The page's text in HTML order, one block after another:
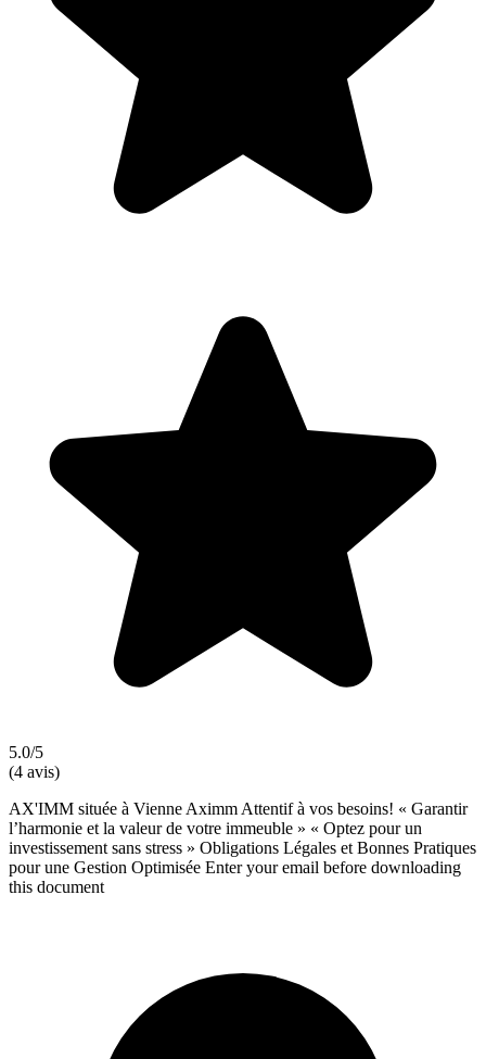
5.0/5
(4 avis)
AX'IMM située à Vienne Aximm Attentif à vos besoins! « Garantir
l’harmonie et la valeur de votre immeuble » « Optez pour un
investissement sans stress » Obligations Légales et Bonnes Pratiques
pour une Gestion Optimisée Enter your email before downloading
this document